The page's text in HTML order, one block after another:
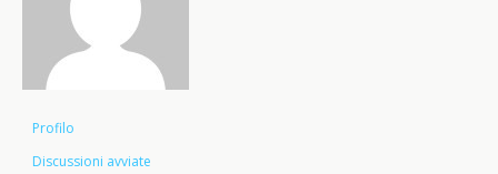
Profilo
Discussioni avviate